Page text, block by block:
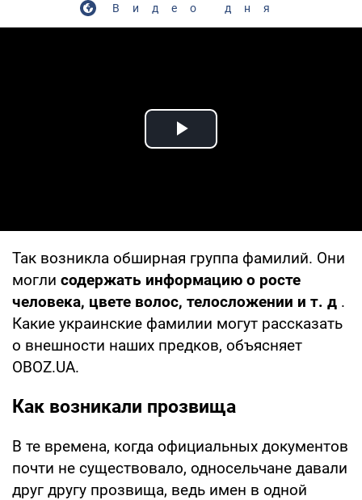
Видео дня
Play Video
Так возникла обширная группа фамилий. Они
могли содержать информацию о росте
человека, цвете волос, телосложении и т. д .
Какие украинские фамилии могут рассказать
о внешности наших предков, объясняет
OBOZ.UA.
Как возникали прозвища
В те времена, когда официальных документов
почти не существовало, односельчане давали
друг другу прозвища, ведь имен в одной